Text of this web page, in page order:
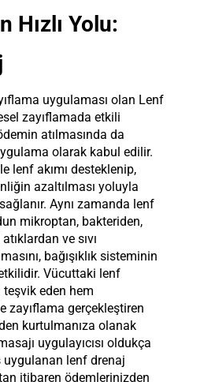
Hızlı Yolu:
uygulaması olan Lenf
zayıflamada etkili
atılmasında da
olarak kabul edilir.
lenf akımı desteklenip,
azaltılması yoluyla
Aynı zamanda lenf
mikroptan, bakteriden,
ve sıvı
bağışıklık sisteminin
Vücuttaki lenf
teşvik eden hem
zayıflama gerçekleştiren
kurtulmanıza olanak
uygulayıcısı oldukça
uygulanan lenf drenaj
itibaren ödemlerinizden